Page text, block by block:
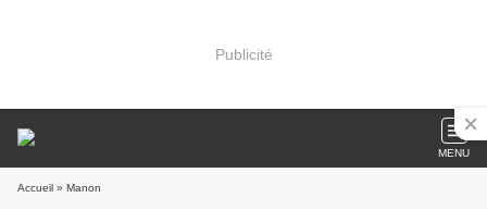
Publicité
MENU
Accueil » Manon